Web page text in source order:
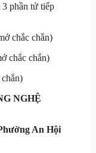
phần tử tiếp
chắc chắn)
chắc chắn)
NGHỆ
An Hội